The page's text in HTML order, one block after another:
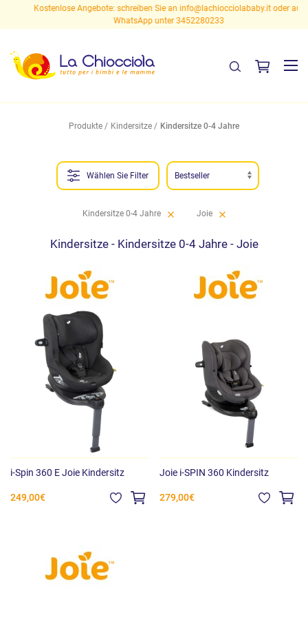
Kostenlose Angebote: schreiben Sie aninfo@lachiocciolababy.itoder auf
WhatsApp unter 3452280233
Produkte Kindersitze Kindersitze 0-4 Jahre
Wählen Sie Filter
Kindersitze 0-4 Jahre Joie
Kindersitze - Kindersitze 0-4 Jahre - Joie
i-Spin 360 E Joie Kindersitz
249,00€
Joie i-SPIN 360 Kindersitz
279,00€